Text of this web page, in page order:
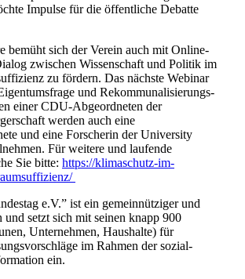
Impulse für die öffentliche Debatte
bemüht sich der Verein auch mit Online-
zwischen Wissenschaft und Politik im
zu fördern. Das nächste Webinar
und Rekommunalisierungs-
einer CDU-Abgeordneten der
werden auch eine
und eine Forscherin der University
Für weitere und laufende
Sie bitte: https://klimaschutz-im-
e.V.” ist ein gemeinnütziger und
und setzt sich mit seinen knapp 900
Unternehmen, Haushalte) für
im Rahmen der sozial-
ein.